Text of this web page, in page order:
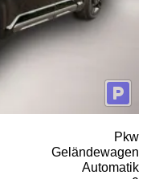
Pkw
Geländewagen
Automatik